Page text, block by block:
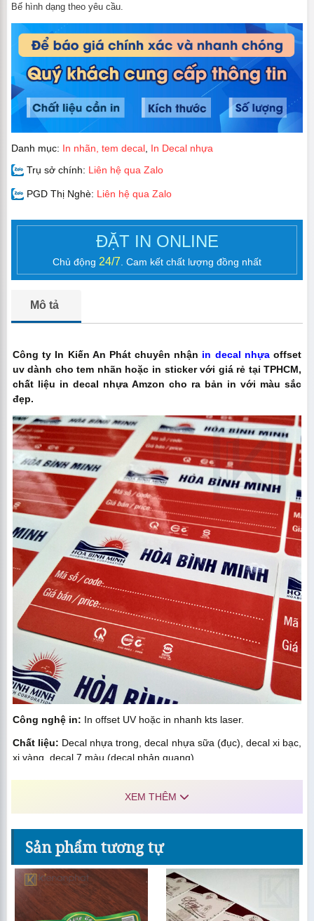
Bế hình dạng theo yêu cầu.
Danh mục: In nhãn, tem decal, In Decal nhựa
Trụ sở chính: Liên hệ qua Zalo
PGD Thị Nghè: Liên hệ qua Zalo
ĐẶT IN ONLINE
Chủ động 24/7 . Cam kết chất lượng đồng nhất
Mô tả
Công ty In Kiến An Phát chuyên nhận in decal nhựaoffset
uv dành cho tem nhãn hoặc in sticker với giá rẻ tại TPHCM,
chất liệu in decal nhựa Amzon cho ra bản in với màu sắc
đẹp.
Công nghệ in: In offset UV hoặc in nhanh kts laser.
Chất liệu: Decal nhựa trong, decal nhựa sữa (đục), decal xi bạc,
xi vàng, decal 7 màu (decal phản quang),…
Gia công:
Cán màng bóng hoặc phủ uv tùy nhu cầu;
Mục lục
Bảng giá in tem, nhãn decal nhựa tham khảo:
XEM THÊM
Sản phẩm tương tự